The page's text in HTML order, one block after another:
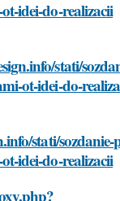
idei-do-realizacii
stati/
ot-idei-do-
stati/
idei-do-realizacii